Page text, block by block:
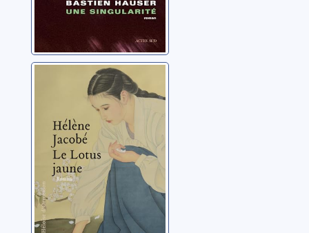
Le lotus jaune
Jacobé, Hélène